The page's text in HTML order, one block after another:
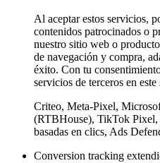
Al aceptar estos servicios,
contenidos patrocinados o
nuestro sitio web o
de navegación y compra,
éxito. Con tu
servicios de terceros en
Criteo, Meta-Pixel,
(RTBHouse), TikTok Pixel,
basadas en clics, Ads
Conversion tracking